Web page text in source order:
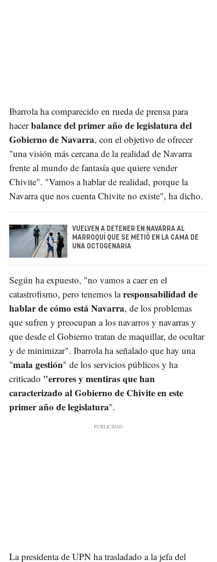
Ibarrola ha comparecido en rueda de prensa para
hacerbalance del primer año de legislatura del
Gobierno de Navarra, con el objetivo de ofrecer
"una visión más cercana de la realidad de Navarra
frente al mundo de fantasía que quiere vender
Chivite". "Vamos a hablar de realidad, porque la
Navarra que nos cuenta Chivite no existe", ha dicho.
VUELVEN A DETENER EN NAVARRA AL
MARROQUÍ QUE SE METIÓ EN LA CAMA DE
UNA OCTOGENARIA
Según ha expuesto, "no vamos a caer en el
catastrofismo, pero tenemos laresponsabilidad de
hablar de cómo está Navarra, de los problemas
que sufren y preocupan a los navarros y navarras y
que desde el Gobierno tratan de maquillar, de ocultar
y de minimizar". Ibarrola ha señalado que hay una
"mala gestión" de los servicios públicos y ha
criticado "errores y mentirasque han
caracterizado al Gobierno de Chivite en este
primer año de legislatura".
La presidenta de UPN ha trasladado a la jefa del